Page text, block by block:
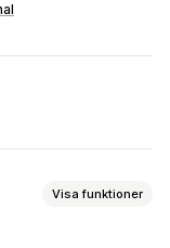
Visa funktioner